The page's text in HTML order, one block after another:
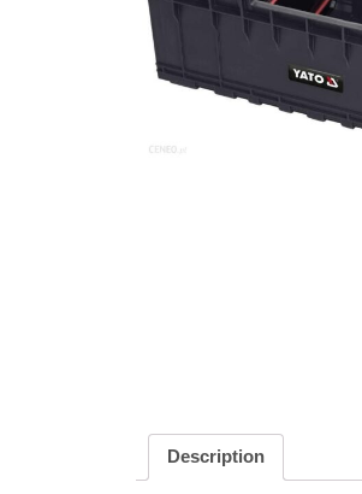
Description